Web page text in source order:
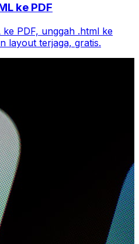
ke PDF
PDF, unggah .html ke
layout terjaga, gratis.